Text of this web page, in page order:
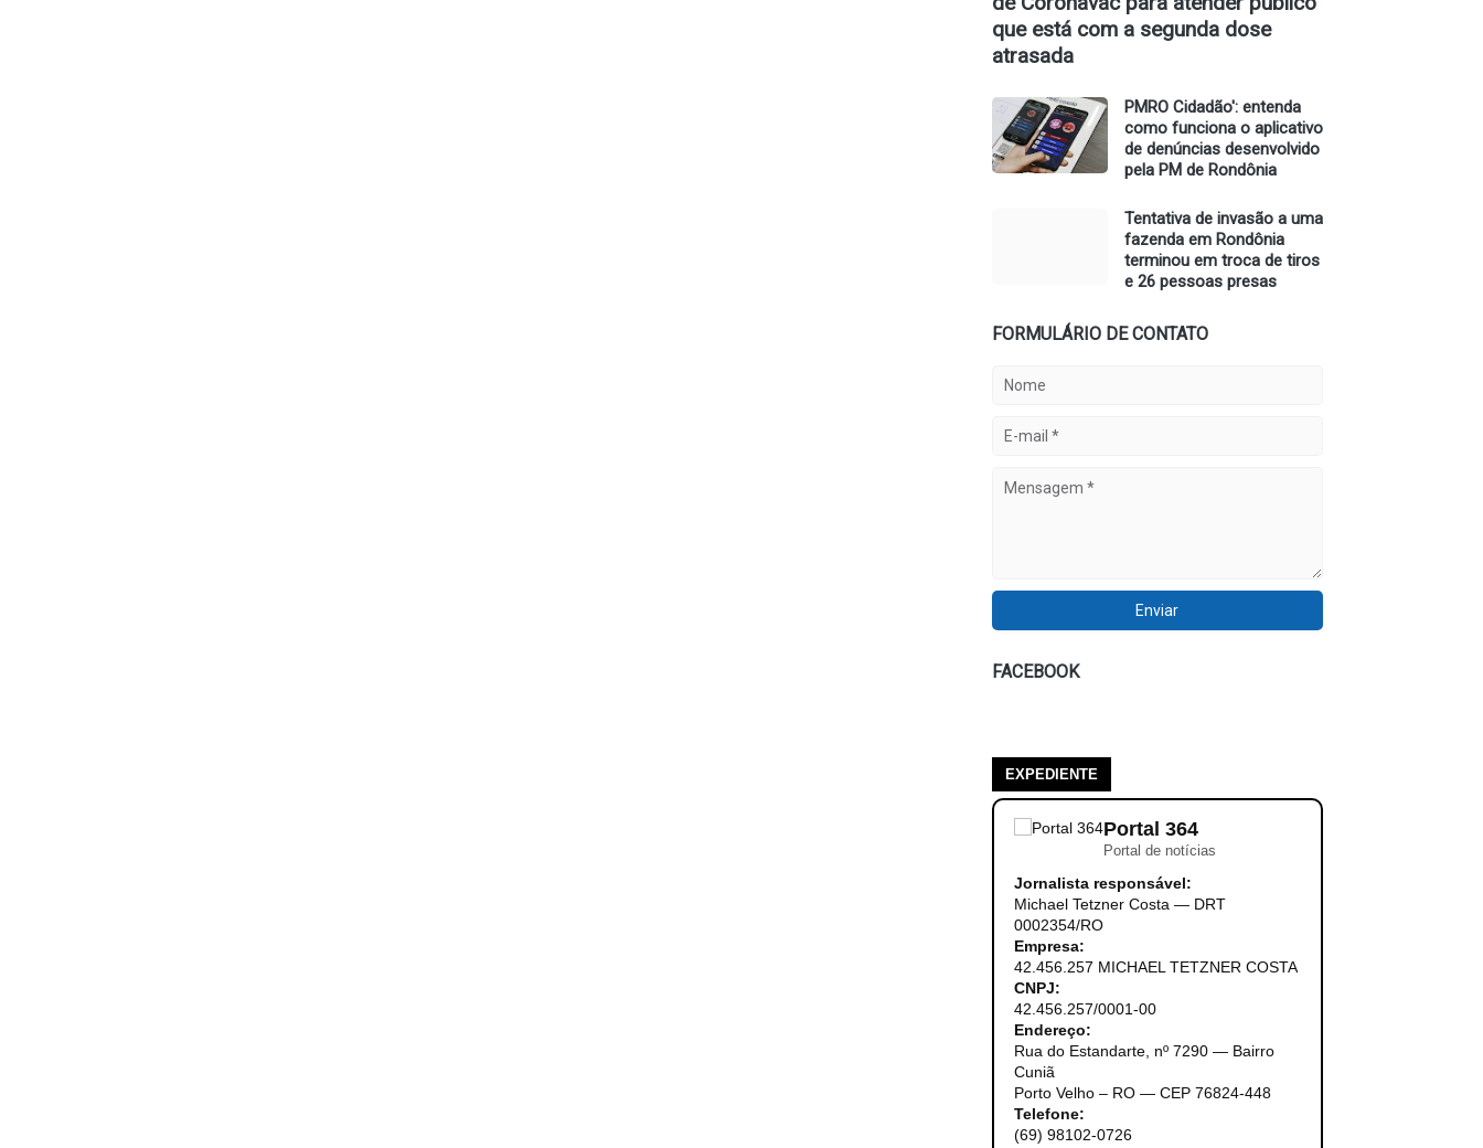
que está com a segunda dose
atrasada
PMRO Cidadão': entenda
como funciona o aplicativo
de denúncias desenvolvido
pela PM de Rondônia
Tentativa de invasão a uma
fazenda em Rondônia
terminou em troca de tiros
e 26 pessoas presas
FORMULÁRIO DE CONTATO
FACEBOOK
EXPEDIENTE
Portal 364
Portal de notícias
Jornalista responsável:
Michael Tetzner Costa — DRT
0002354/RO
Empresa:
42.456.257 MICHAEL TETZNER COSTA
CNPJ:
42.456.257/0001-00
Endereço:
Rua do Estandarte, nº 7290 — Bairro
Cuniã
Porto Velho – RO — CEP 76824-448
Telefone:
(69) 98102-0726